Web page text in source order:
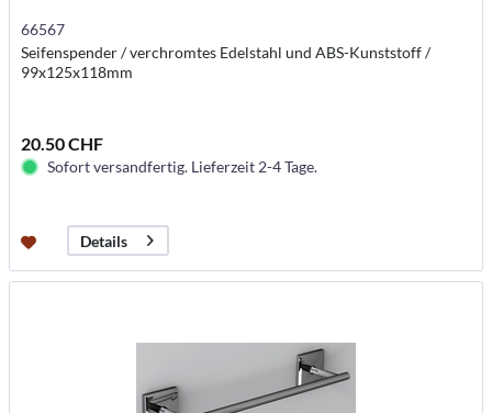
66567
Seifenspender / verchromtes Edelstahl und ABS-Kunststoff /
99x125x118mm
20.50 CHF
Sofort versandfertig. Lieferzeit 2-4 Tage.
Details